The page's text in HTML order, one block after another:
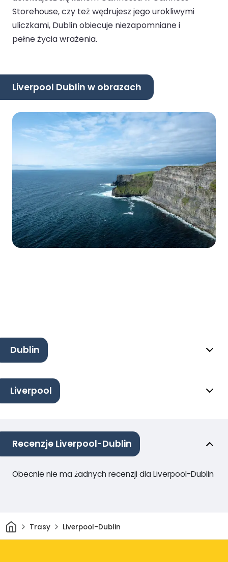
Storehouse, czy też wędrujesz jego urokliwymi
uliczkami, Dublin obiecuje niezapomniane i
pełne życia wrażenia.
Liverpool Dublin w obrazach
Dublin
Liverpool
Recenzje Liverpool-Dublin
Obecnie nie ma żadnych recenzji dla Liverpool-Dublin
DomTrasy Liverpool-Dublin